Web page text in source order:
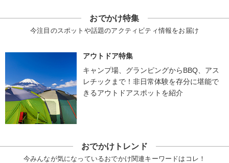
おでかけ特集
今注目のスポットや話題のアクティビティ情報をお届け
アウトドア特集
キャンプ場、グランピングからBBQ、アス
レチックまで！非日常体験を存分に堪能で
きるアウトドアスポットを紹介
おでかけトレンド
今みんなが気になっているおでかけ関連キーワードはコレ！